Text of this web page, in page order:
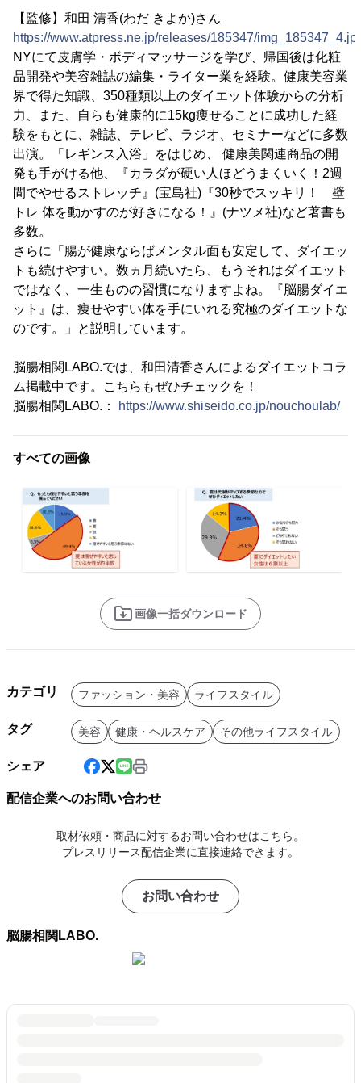
【監修】和田 清香(わだ きよか)さん
https://www.atpress.ne.jp/releases/185347/
NYにて皮膚学・ボディマッサージを学び、帰国後は化粧
品開発や美容雑誌の編集・ライター業を経験。健康美容業
界で得た知識、350種類以上のダイエット体験からの分析
力、また、自らも健康的に15kg痩せることに成功した経
験をもとに、雑誌、テレビ、ラジオ、セミナーなどに多数
出演。「レギンス入浴」をはじめ、 健康美関連商品の開
発も手がける他、『カラダが硬い人ほどうまくいく！2週
間でやせるストレッチ』(宝島社)『30秒でスッキリ！ 壁
トレ 体を動かすのが好きになる！』(ナツメ社)など著書も
多数。
さらに「腸が健康ならばメンタル面も安定して、ダイエッ
トも続けやすい。数ヵ月続いたら、もうそれはダイエット
ではなく、一生ものの習慣になりますよね。『脳腸ダイエ
ット』は、痩せやすい体を手にいれる究極のダイエットな
のです。」と説明しています。
脳腸相関LABO.では、和田清香さんによるダイエットコラ
ム掲載中です。こちらもぜひチェックを！
脳腸相関LABO.：
https://www.shiseido.co.jp/nouchoulab/
すべての画像
画像一括ダウンロード
カテゴリ ファッション・美容 ライフスタイル
タグ 美容 健康・ヘルスケア その他ライフスタイル
シェア
配信企業へのお問い合わせ
取材依頼・商品に対するお問い合わせはこちら。
プレスリリース配信企業に直接連絡できます。
お問い合わせ
脳腸相関LABO.